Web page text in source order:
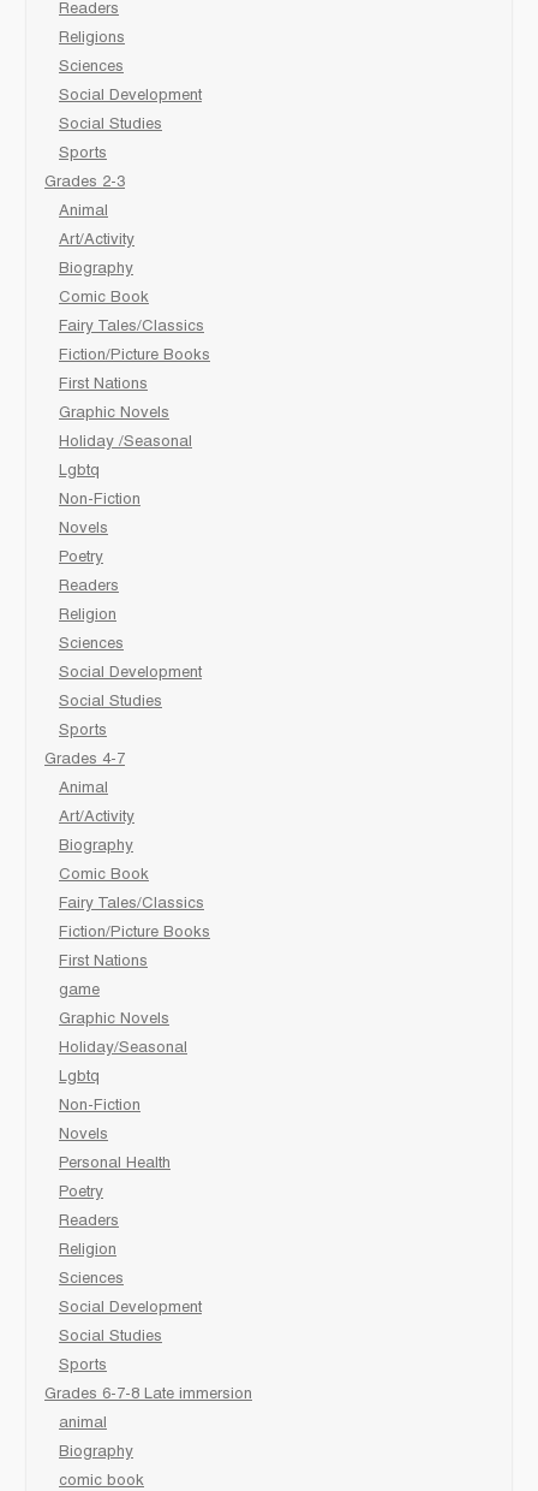
Readers
Religions
Sciences
Social Development
Social Studies
Sports
Grades 2-3
Animal
Art/Activity
Biography
Comic Book
Fairy Tales/Classics
Fiction/Picture Books
First Nations
Graphic Novels
Holiday /Seasonal
Lgbtq
Non-Fiction
Novels
Poetry
Readers
Religion
Sciences
Social Development
Social Studies
Sports
Grades 4-7
Animal
Art/Activity
Biography
Comic Book
Fairy Tales/Classics
Fiction/Picture Books
First Nations
game
Graphic Novels
Holiday/Seasonal
Lgbtq
Non-Fiction
Novels
Personal Health
Poetry
Readers
Religion
Sciences
Social Development
Social Studies
Sports
Grades 6-7-8 Late immersion
animal
Biography
comic book